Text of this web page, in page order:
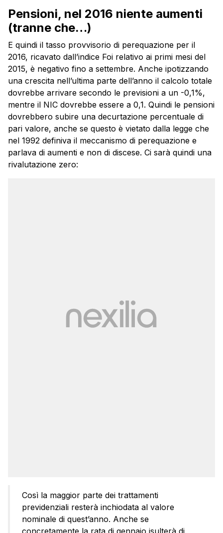
Pensioni, nel 2016 niente aumenti
(tranne che…)
E quindi il tasso provvisorio di perequazione per il
2016, ricavato dall’indice Foi relativo ai primi mesi del
2015, è negativo fino a settembre. Anche ipotizzando
una crescita nell’ultima parte dell’anno il calcolo totale
dovrebbe arrivare secondo le previsioni a un -0,1%,
mentre il NIC dovrebbe essere a 0,1. Quindi le pensioni
dovrebbero subire una decurtazione percentuale di
pari valore, anche se questo è vietato dalla legge che
nel 1992 definiva il meccanismo di perequazione e
parlava di aumenti e non di discese. Ci sarà quindi una
rivalutazione zero:
Così la maggior parte dei trattamenti
previdenziali resterà inchiodata al valore
nominale di quest’anno. Anche se
concretamente la rata di gennaio isulterà di